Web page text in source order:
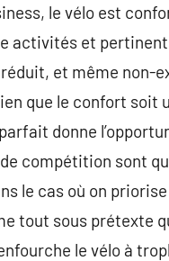
le vélo est
activités et
et même non-
que le confort soit
donne
compétition sont
le cas où on
tout sous prétexte
le vélo à